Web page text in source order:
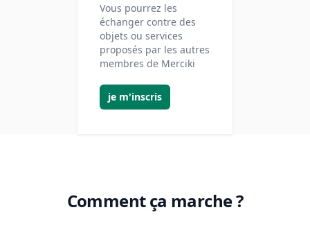
Vous pourrez les
échanger contre des
objets ou services
proposés par les autres
membres de Merciki
je m'inscris
Comment ça marche ?